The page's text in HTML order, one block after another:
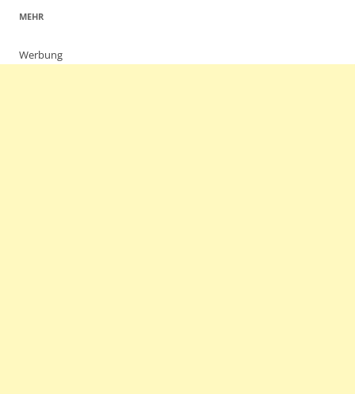
MEHR
Werbung